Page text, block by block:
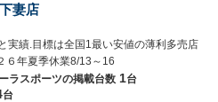
妻店
実績.目標は全国1最い安値の薄利多売店
６年夏季休業8/13～16
ラスポーツの掲載台数 1台
台